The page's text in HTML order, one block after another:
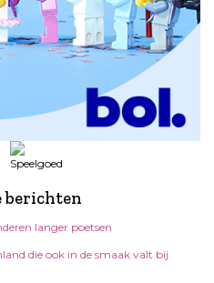
berichten
langer poetsen
die ook in de smaak valt bij